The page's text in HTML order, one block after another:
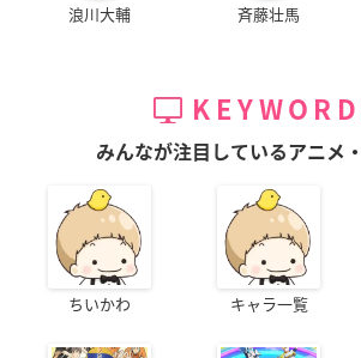
浪川大輔 斉藤壮馬
みんなが注目しているアニメ
ちいかわ キャラ一覧